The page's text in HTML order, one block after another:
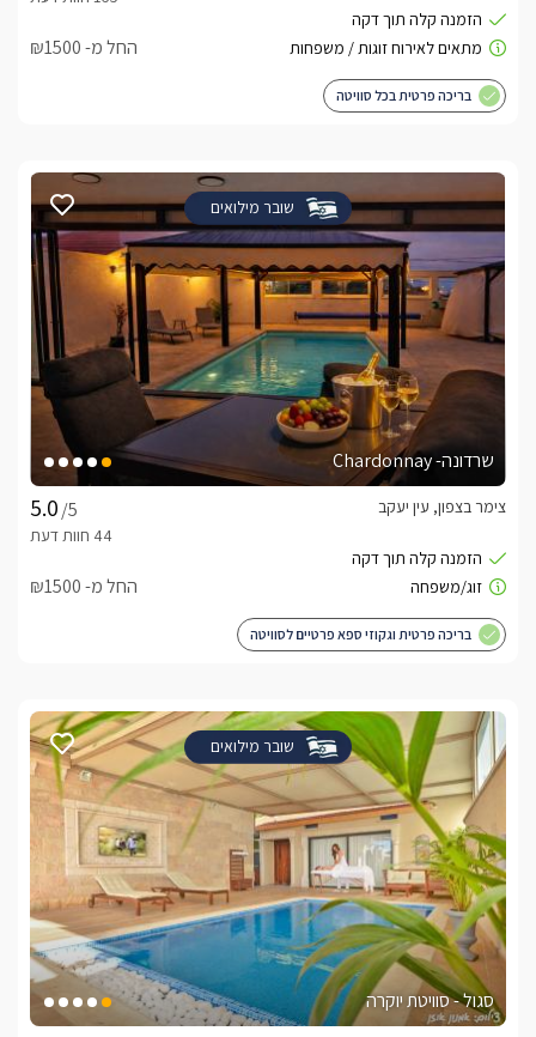
החל מ- ₪1500
בריכה פרטית בכל סוויטה
שובר מילואים
שרדונה- Chardonnay
/5
צימר בצפון, עין יעקב
החל מ- ₪1500
בריכה פרטית וגקוזי ספא פרטיים לסוויטה
שובר מילואים
סגול - סוויטת יוקרה